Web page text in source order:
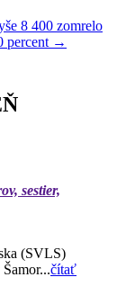
8 400 zomrelo
percent →
sestier,
(SVLS)
čítať